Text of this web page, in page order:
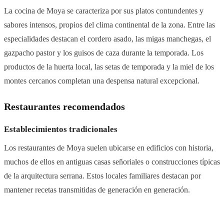
La cocina de Moya se caracteriza por sus platos contundentes y
sabores intensos, propios del clima continental de la zona. Entre las
especialidades destacan el cordero asado, las migas manchegas, el
gazpacho pastor y los guisos de caza durante la temporada. Los
productos de la huerta local, las setas de temporada y la miel de los
montes cercanos completan una despensa natural excepcional.
Restaurantes recomendados
Establecimientos tradicionales
Los restaurantes de Moya suelen ubicarse en edificios con historia,
muchos de ellos en antiguas casas señoriales o construcciones típicas
de la arquitectura serrana. Estos locales familiares destacan por
mantener recetas transmitidas de generación en generación.